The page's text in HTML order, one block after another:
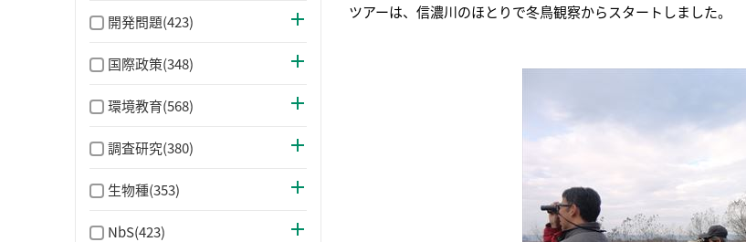
開発問題(423)
国際政策(348)
環境教育(568)
調査研究(380)
生物種(353)
NbS(423)
ツアーは、信濃川のほとりで冬鳥観察からスタートしました。